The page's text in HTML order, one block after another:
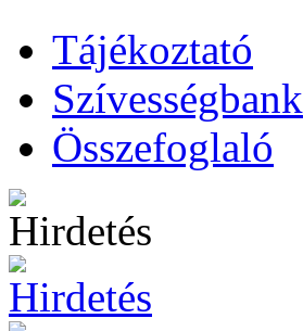
Tájékoztató
Szívességbank
Összefoglaló